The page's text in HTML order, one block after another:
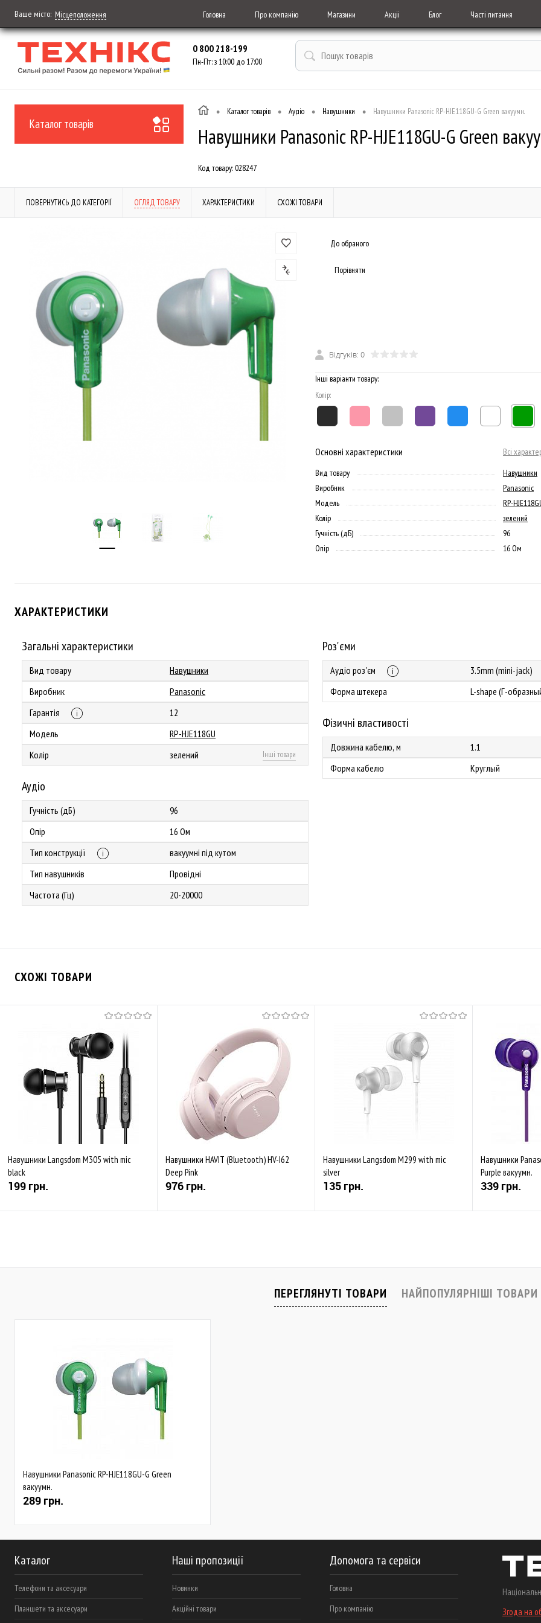
Ваше місто: Місцеположення Головна Про компанію Магазини Акціі Блог Часті питання
0 800 218-199
Пн-Пт: з 10:00 до 17:00
Каталог товарів
• Каталог товарів • Аудіо • Навушники • Навушники Panasonic RP-HJE118GU-G Green вакуумн.
Навушники Panasonic RP-HJE118GU-G Green
Код товару:028247
ПОВЕРНУТИСЬ ДО КАТЕГОРІЇ ОГЛЯД ТОВАРУ ХАРАКТЕРИСТИКИ СХОЖІ ТОВАРИ
До обраного
Порівняти
Відгуків: 0
Інші варіанти товару:
Колір:
Основні характеристики
Всі
Вид товару
Навушники
Виробник
Panasonic
Модель
RP-
Колір
зелений
Гучність (дБ)
96
Опір
16 Ом
ХАРАКТЕРИСТИКИ
Загальні характеристики
Вид товару
Навушники
Виробник
Panasonic
Гарантія
12
Модель
RP-HJE118GU
Колір
зелений Інші товари
Аудіо
Гучність (дБ)
96
Опір
16 Ом
Тип конструкції
вакуумні під кутом
Тип навушників
Провідні
Частота (Гц)
20-20000
Роз'єми
Аудіо роз'єм
3.5mm (mini-jack)
Форма штекера
L-shape (Г-
Фізичні властивості
Довжина кабелю, м
1.1
Форма кабелю
Круглый
СХОЖІ ТОВАРИ
Навушники Langsdom M305 with mic
black
199 грн.
Навушники HAVIT (Bluetooth) HV-I62
Deep Pink
976 грн.
Навушники Langsdom M299 with mic
silver
135 грн.
Навушники
Purple вакуумн.
339 грн.
ПЕРЕГЛЯНУТІ ТОВАРИ НАЙПОПУЛЯРНІШІ ТОВАРИ
Навушники Panasonic RP-HJE118GU-G Green
вакуумн.
289 грн.
Каталог
Телефони та аксесуари
Планшети та аксесуари
Наші пропозиції
Новинки
Акційні товари
Допомога та сервіси
Головна
Про компанію
Згода на